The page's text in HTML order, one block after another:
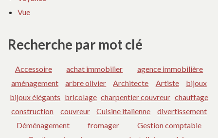
Vue
Recherche par mot clé
Accessoire achat immobilier
agence immobilière
aménagement
arbre olivier Architecte Artiste
bijoux
bijoux élégants bricolage charpentier couvreur chauffage
construction
couvreur Cuisine italienne
divertissement
Déménagement
fromager
Gestion comptable